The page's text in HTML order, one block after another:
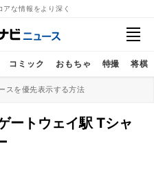
アな情報をより深く
コミック おもちゃ 特撮 将棋
スを優先表示する方法
ートウェイ駅 Tシャ